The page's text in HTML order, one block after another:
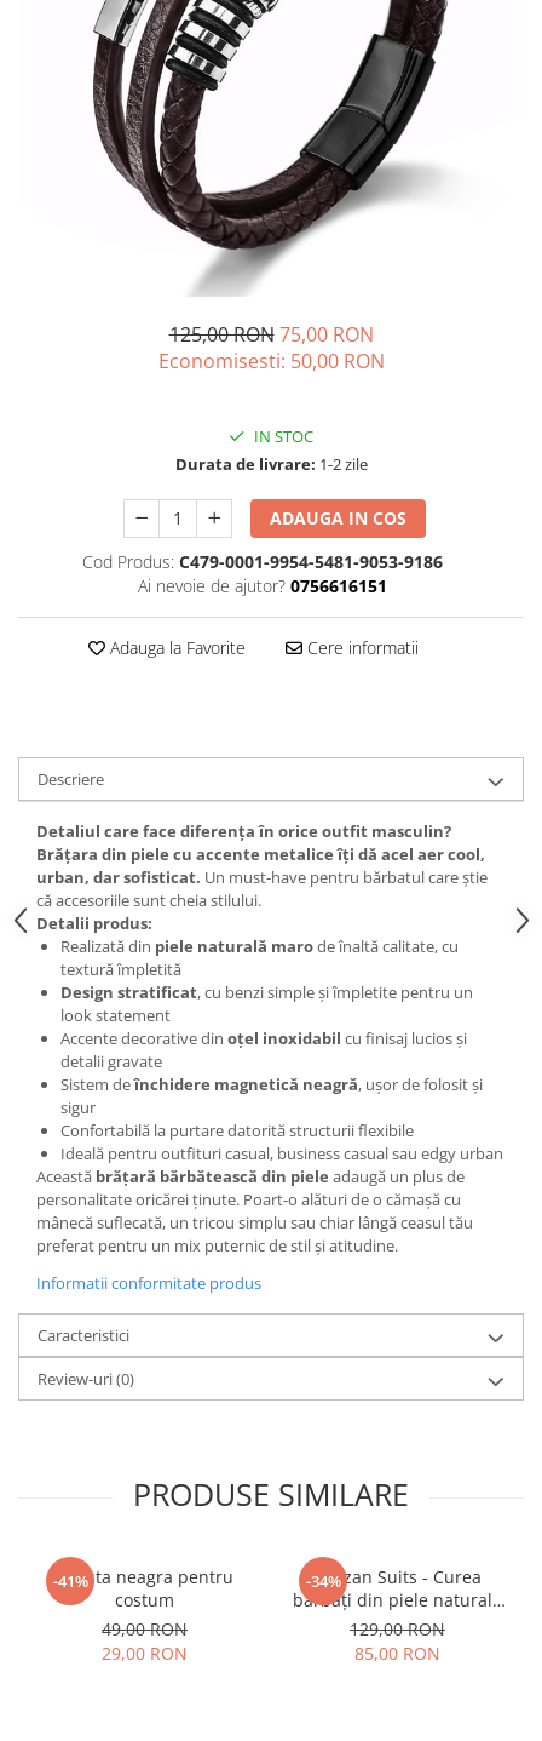
Fulare / Esarfe
125,00 RON 75,00 RON
Economisesti: 50,00 RON
IN STOC
Durata de livrare: 1-2 zile
ADAUGA IN COS
Cod Produs: C479-0001-9954-5481-9053-9186
Ai nevoie de ajutor? 0756616151
Adauga la Favorite Cere informatii
Descriere
Detaliul care face diferența în orice outfit masculin?
Brățara din piele cu accente metalice îți dă acel aer cool,
urban, dar sofisticat. Un must-have pentru bărbatul care știe
că accesoriile sunt cheia stilului.
Detalii produs:
Realizată din piele naturală marode înaltă calitate, cu
textură împletită
Design stratificat, cu benzi simple și împletite pentru un
look statement
Accente decorative din oțel inoxidabil cu finisaj lucios și
detalii gravate
Sistem deînchidere magnetică neagră, ușor de folosit și
sigur
Confortabilă la purtare datorită structurii flexibile
Ideală pentru outfituri casual, business casual sau edgy urban
Această brățară bărbătească din piele adaugă un plus de
personalitate oricărei ținute. Poart-o alături de o cămașă cu
mânecă suflecată, un tricou simplu sau chiar lângă ceasul tău
preferat pentru un mix puternic de stil și atitudine.
Informatii conformitate produs
Caracteristici
Review-uri(0)
PRODUSE SIMILARE
-41%
Batista neagra pentru
costum
49,00 RON
29,00 RON
-34%
Artizan Suits - Curea
bărbați din piele naturală
neagră
129,00 RON
85,00 RON